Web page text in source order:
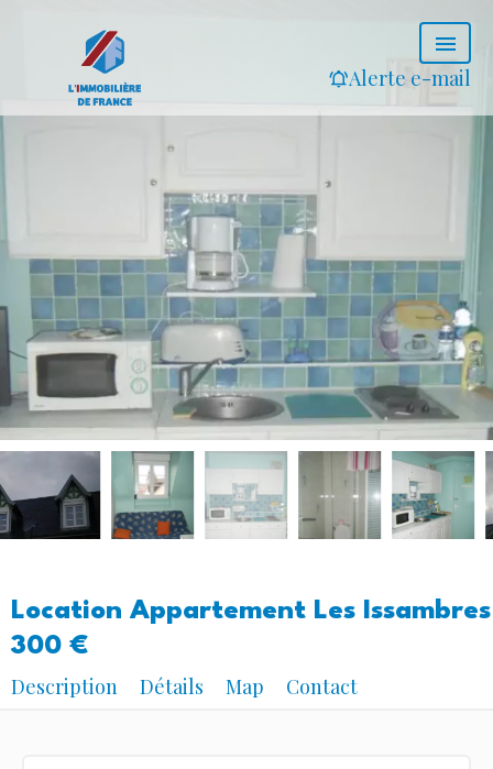
Alerte e-mail
Location Appartement Les Issambres
300 €
Description
Détails Map Contact